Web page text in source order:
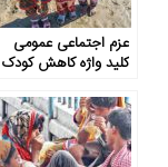
عزم اجتماعی عمومی
کلید واژه کاهش کودک